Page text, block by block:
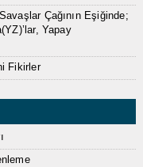
Çağının Eşiğinde;
Yapay
Fikirler